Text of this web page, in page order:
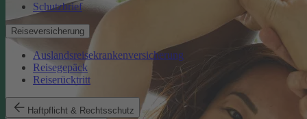
Schutzbrief
Reiseversicherung
Auslandsreisekrankenversicherung
Reisegepäck
Reiserücktritt
Haftpflicht & Rechtsschutz